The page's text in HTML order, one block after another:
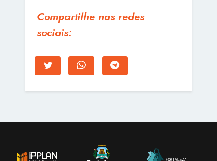
Compartilhe nas redes
sociais: